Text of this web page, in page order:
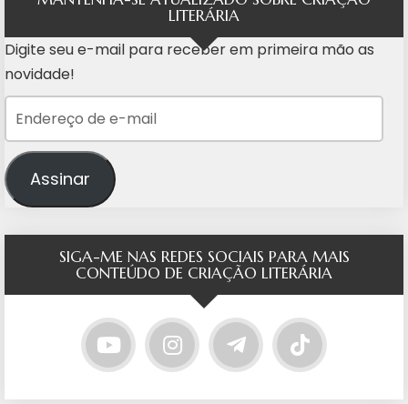
LITERÁRIA
Digite seu e-mail para receber em primeira mão as
novidade!
Assinar
SIGA-ME NAS REDES SOCIAIS PARA MAIS
CONTEÚDO DE CRIAÇÃO LITERÁRIA